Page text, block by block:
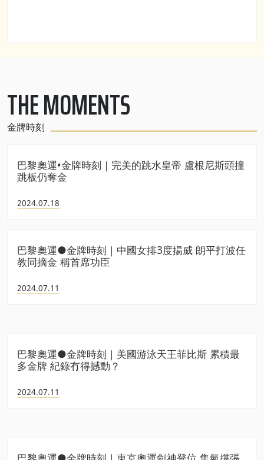
THE MOMENTS
金牌時刻
巴黎奧運•金牌時刻｜完美的跳水皇帝 盧根尼斯頭撞
跳板仍奪金
2024.07.18
巴黎奧運●金牌時刻｜中國女排3度揚威 朗平打波任
教同摘金 稱首席功臣
2024.07.11
巴黎奧運●金牌時刻｜美國游泳天王菲比斯 累積最
多金牌 紀錄冇得撼動？
2024.07.11